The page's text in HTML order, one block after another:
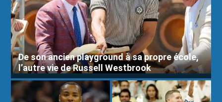
De son ancien playground à sa propre école,
l’autre vie de Russell Westbrook